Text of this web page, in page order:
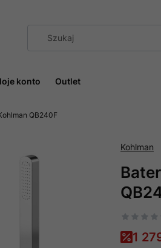
konto Outlet
QB240F
Kohlman
1